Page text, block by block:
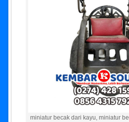
miniatur becak dari kayu, miniatur